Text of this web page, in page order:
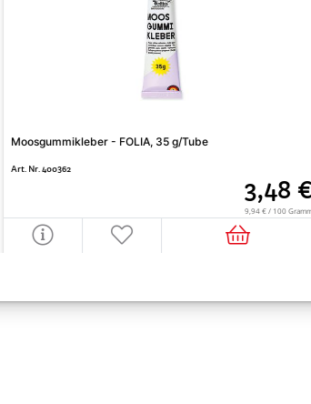
Moosgummikleber - FOLIA, 35 g/Tube
Art. Nr. 400362
3,48
9,94 € / 100